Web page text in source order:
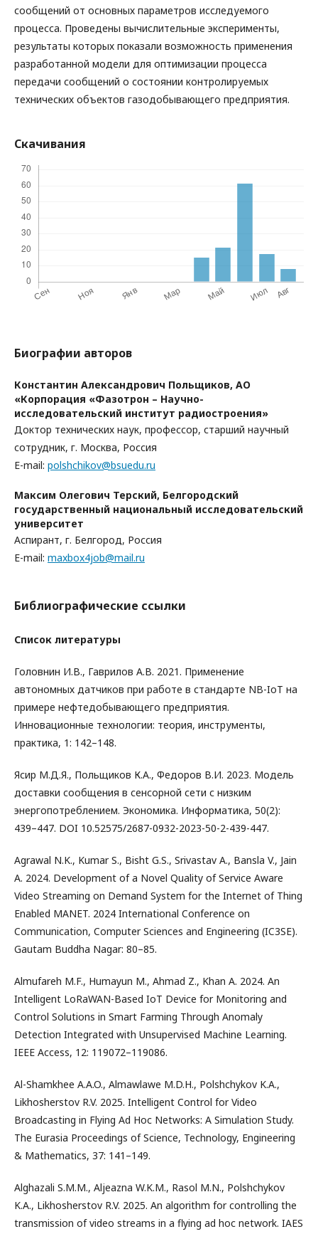
сообщений от основных параметров исследуемого
процесса. Проведены вычислительные эксперименты,
результаты которых показали возможность применения
разработанной модели для оптимизации процесса
передачи сообщений о состоянии контролируемых
технических объектов газодобывающего предприятия.
Скачивания
Биографии авторов
Константин Александрович Польщиков, АО
«Корпорация «Фазотрон – Научно-
исследовательский институт радиостроения»
Доктор технических наук, профессор, старший научный
сотрудник, г. Москва, Россия
E-mail: polshchikov@bsuedu.ru
Максим Олегович Терский, Белгородский
государственный национальный исследовательский
университет
Аспирант, г. Белгород, Россия
E-mail: maxbox4job@mail.ru
Библиографические ссылки
Список литературы
Головнин И.В., Гаврилов А.В. 2021. Применение
автономных датчиков при работе в стандарте NB-IoT на
примере нефтедобывающего предприятия.
Инновационные технологии: теория, инструменты,
практика, 1: 142–148.
Ясир М.Д.Я., Польщиков К.А., Федоров В.И. 2023. Модель
доставки сообщения в сенсорной сети с низким
энергопотреблением. Экономика. Информатика, 50(2):
439–447. DOI 10.52575/2687-0932-2023-50-2-439-447.
Agrawal N.K., Kumar S., Bisht G.S., Srivastav A., Bansla V., Jain
A. 2024. Development of a Novel Quality of Service Aware
Video Streaming on Demand System for the Internet of Thing
Enabled MANET. 2024 International Conference on
Communication, Computer Sciences and Engineering (IC3SE).
Gautam Buddha Nagar: 80–85.
Almufareh M.F., Humayun M., Ahmad Z., Khan A. 2024. An
Intelligent LoRaWAN-Based IoT Device for Monitoring and
Control Solutions in Smart Farming Through Anomaly
Detection Integrated with Unsupervised Machine Learning.
IEEE Access, 12: 119072–119086.
Al-Shamkhee A.A.O., Almawlawe M.D.H., Polshchykov K.A.,
Likhosherstov R.V. 2025. Intelligent Control for Video
Broadcasting in Flying Ad Hoc Networks: A Simulation Study.
The Eurasia Proceedings of Science, Technology, Engineering
& Mathematics, 37: 141–149.
Alghazali S.M.M., Aljeazna W.K.M., Rasol M.N., Polshchykov
K.A., Likhosherstov R.V. 2025. An algorithm for controlling the
transmission of video streams in a flying ad hoc network. IAES